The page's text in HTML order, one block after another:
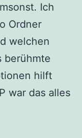
Ich
Ordner
welchen
berühmte
hilft
war das alles